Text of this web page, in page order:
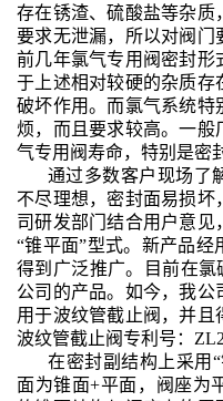
存在锈渣、硫酸盐等杂质
要求无泄漏，所以对阀门
前几年氯气专用阀密封形
于上述相对较硬的杂质存
破坏作用。而氯气系统特
烦，而且要求较高。一
气专用阀寿命，特别是密
通过多数客户现场了
不尽理想，密封面易损
司研发部门结合用户意见
“锥平面”型式。新产品
得到广泛推广。目前在氯
公司的产品。如今，我
用于波纹管截止阀，并且
波纹管截止阀专利号：
在密封副结构上采用
面为锥面+平面，阀座为